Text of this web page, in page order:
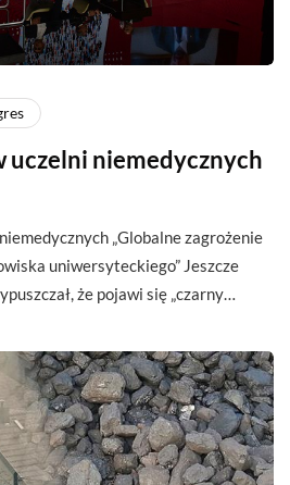
niemedycznych
„Globalne zagrożenie
uniwersyteckiego” Jeszcze
że pojawi się „czarny…